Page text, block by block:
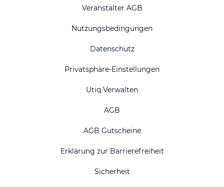
Veranstalter AGB
Nutzungsbedingungen
Datenschutz
Privatsphäre-Einstellungen
Utiq Verwalten
AGB
AGB Gutscheine
Erklärung zur Barrierefreiheit
Sicherheit